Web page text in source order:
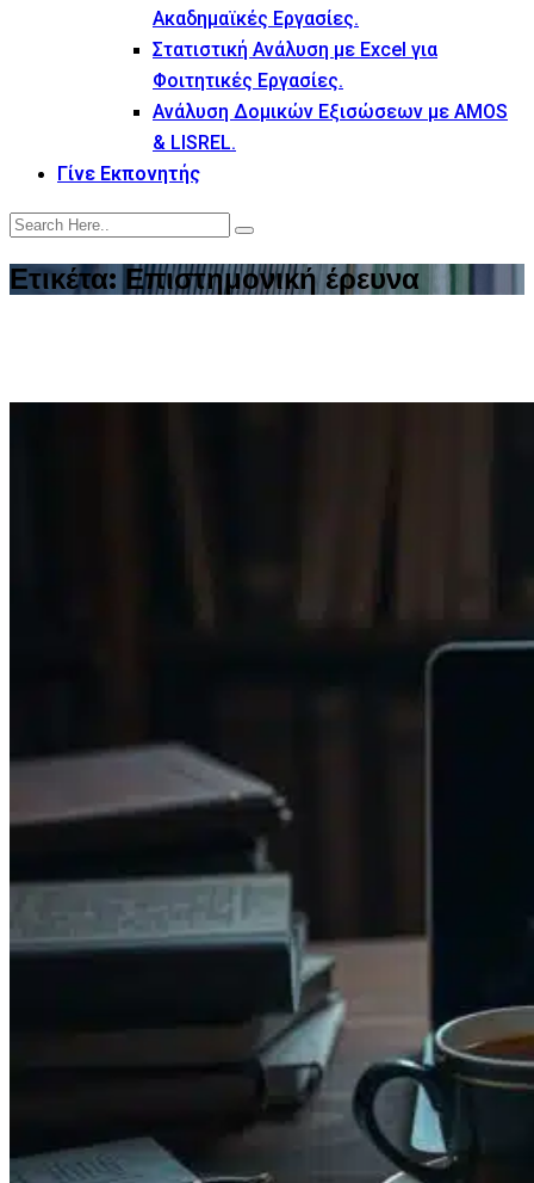
Ακαδημαϊκές Εργασίες.
Στατιστική Ανάλυση με Excel για
Φοιτητικές Εργασίες.
Ανάλυση Δομικών Εξισώσεων με AMOS
& LISREL.
Γίνε Εκπονητής
Ετικέτα: Επιστημονική έρευνα